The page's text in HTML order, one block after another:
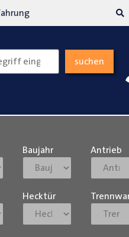
Versandkosten
suchen
Baujahr Antrieb
Hecktür